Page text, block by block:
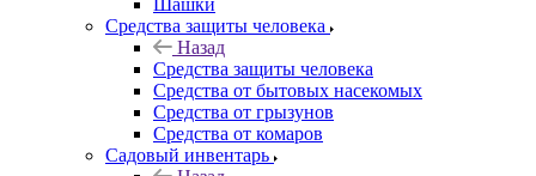
Шашки
Средства защиты человека
Назад
Средства защиты человека
Средства от бытовых насекомых
Средства от грызунов
Средства от комаров
Садовый инвентарь